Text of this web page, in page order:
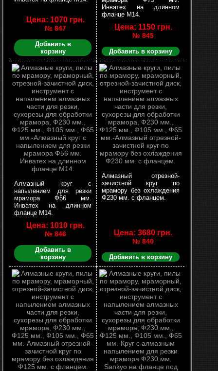
Цена: 1070 грн.
№ 847
Добавить в
корзину
Инватех на длинном
фланце М14.
Цена: 1150 грн.
№ 845
Добавить в корзину
Алмазный круг с
напылением для резки
мрамора Ф56 мм.
Инватех на длинном
фланце М14.
Цена: 1010 грн.
№ 846
Добавить в
корзину
Алмазный отрезной-
зачистной круг по
мрамору без охлаждения
Ф230 мм. с фланцем.
Цена: 3680 грн.
№ 840
Добавить в корзину